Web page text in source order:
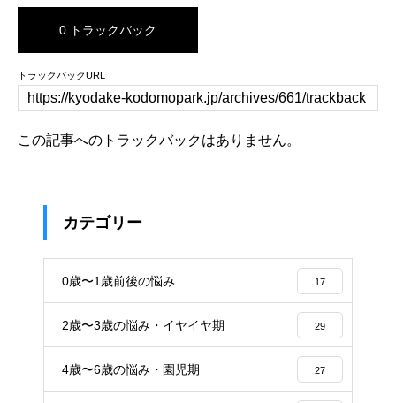
0 トラックバック
トラックバックURL
この記事へのトラックバックはありません。
カテゴリー
0歳〜1歳前後の悩み 17
2歳〜3歳の悩み・イヤイヤ期 29
4歳〜6歳の悩み・園児期 27